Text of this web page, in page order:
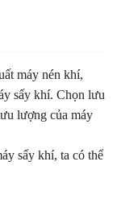
máy nén khí,
sấy khí. Chọn lưu
lượng của máy
sấy khí, ta có thể